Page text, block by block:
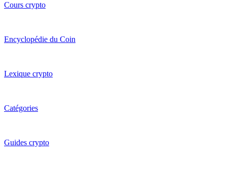
Cours crypto
Encyclopédie du Coin
Lexique crypto
Catégories
Guides crypto